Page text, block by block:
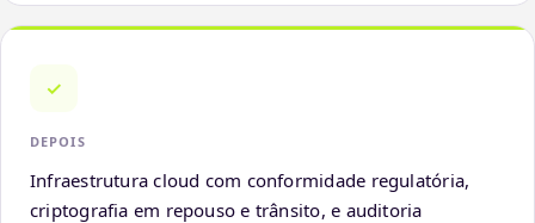
✓
DEPOIS
Infraestrutura cloud com conformidade regulatória,
criptografia em repouso e trânsito, e auditoria